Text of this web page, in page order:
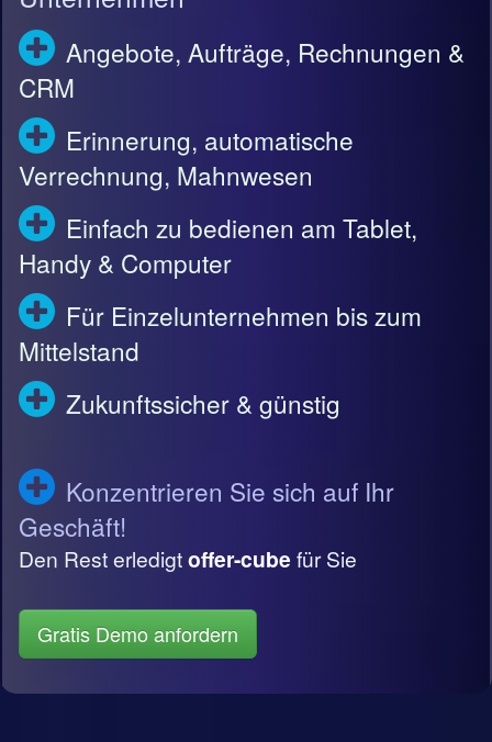
Angebote, Aufträge, Rechnungen &
CRM
Erinnerung, automatische
Verrechnung, Mahnwesen
Einfach zu bedienen am Tablet,
Handy & Computer
Für Einzelunternehmen bis zum
Mittelstand
Zukunftssicher & günstig
Konzentrieren Sie sich auf Ihr
Geschäft!
Den Rest erledigtoffer-cube für Sie
Gratis Demo anfordern